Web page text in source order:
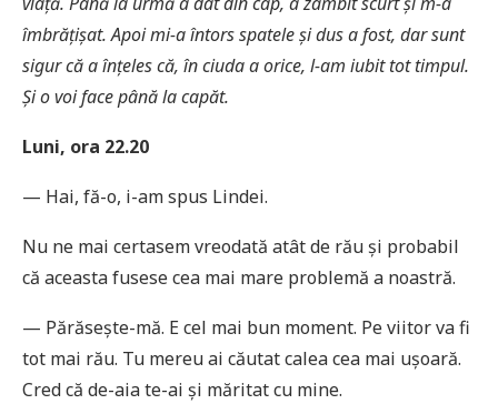
îmbrățișat. Apoi mi-a întors spatele și dus a fost, dar sunt
sigur că a înțeles că, în ciuda a orice, l-am iubit tot timpul.
Și o voi face până la capăt.
Luni, ora 22.20
— Hai, fă-o, i-am spus Lindei.
Nu ne mai certasem vreodată atât de rău și probabil
că aceasta fusese cea mai mare problemă a noastră.
— Părăsește-mă. E cel mai bun moment. Pe viitor va fi
tot mai rău. Tu mereu ai căutat calea cea mai ușoară.
Cred că de-aia te-ai și măritat cu mine.